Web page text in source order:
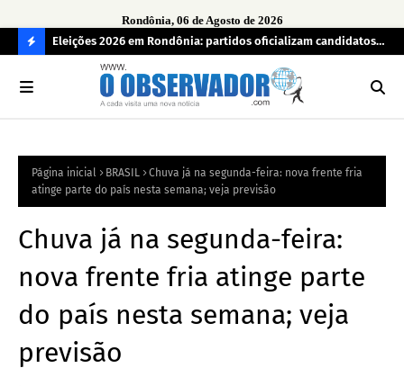
Rondônia, 06 de Agosto de 2026
O
R
Eleições 2026 em Rondônia: partidos oficializam candidatos a
deputado estadual, partidos não conseguem formar chapas
completas
Página inicial BRASIL
Chuva já na segunda-feira: nova frente fria
atinge parte do país nesta semana; veja previsão
Chuva já na segunda-feira:
nova frente fria atinge parte
do país nesta semana; veja
previsão